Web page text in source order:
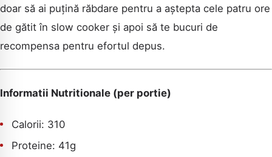
doar să ai puțină răbdare pentru a aștepta cele patru ore
de gătit în slow cooker și apoi să te bucuri de
recompensa pentru efortul depus.
Informatii Nutritionale (per portie)
Calorii: 310
Proteine: 41g